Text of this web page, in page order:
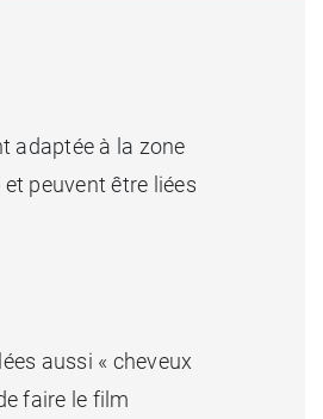
adaptée à la zone
peuvent être liées
aussi « cheveux
faire le film